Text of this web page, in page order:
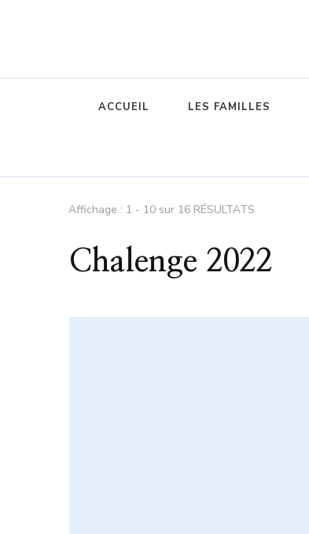
ACCUEIL LES FAMILLES
Affichage : 1 - 10 sur 16 RÉSULTATS
Chalenge 2022